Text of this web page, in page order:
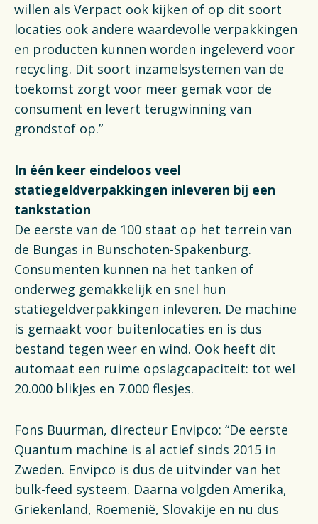
willen als Verpact ook kijken of op dit soort
locaties ook andere waardevolle verpakkingen
en producten kunnen worden ingeleverd voor
recycling. Dit soort inzamelsystemen van de
toekomst zorgt voor meer gemak voor de
consument en levert terugwinning van
grondstof op.”
In één keer eindeloos veel
statiegeldverpakkingen inleveren bij een
tankstation
De eerste van de 100 staat op het terrein van
de Bungas in Bunschoten-Spakenburg.
Consumenten kunnen na het tanken of
onderweg gemakkelijk en snel hun
statiegeldverpakkingen inleveren. De machine
is gemaakt voor buitenlocaties en is dus
bestand tegen weer en wind. Ook heeft dit
automaat een ruime opslagcapaciteit: tot wel
20.000 blikjes en 7.000 flesjes.
Fons Buurman, directeur Envipco: “De eerste
Quantum machine is al actief sinds 2015 in
Zweden. Envipco is dus de uitvinder van het
bulk-feed systeem. Daarna volgden Amerika,
Griekenland, Roemenië, Slovakije en nu dus